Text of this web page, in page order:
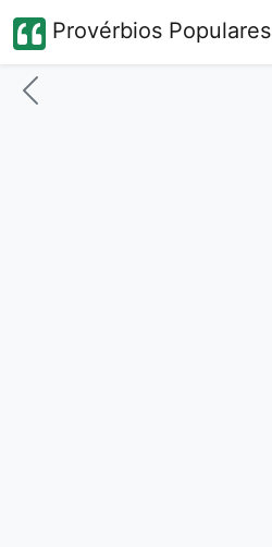
Provérbios Populares